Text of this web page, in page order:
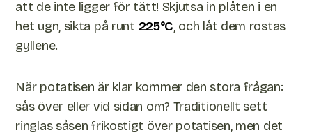
att de inte ligger för tätt! Skjutsa in plåten i en
het ugn, sikta på runt 225°C, och låt dem rostas
gyllene.
När potatisen är klar kommer den stora frågan:
sås över eller vid sidan om? Traditionellt sett
ringlas såsen frikostigt över potatisen, men det